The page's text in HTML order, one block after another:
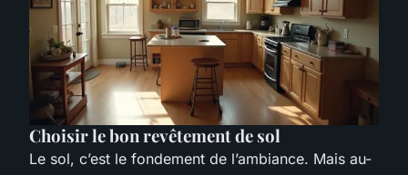
Choisir le bon revêtement de sol
Le sol, c’est le fondement de l’ambiance. Mais au-